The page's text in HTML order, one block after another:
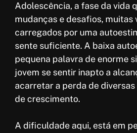
Adolescência, a fase da vida
mudanças e desafios, muitas
carregados por uma
sente suficiente. A baixa
pequena palavra de enorme
jovem se sentir inapto a
acarretar a perda de
de crescimento.
A dificuldade aqui, está em